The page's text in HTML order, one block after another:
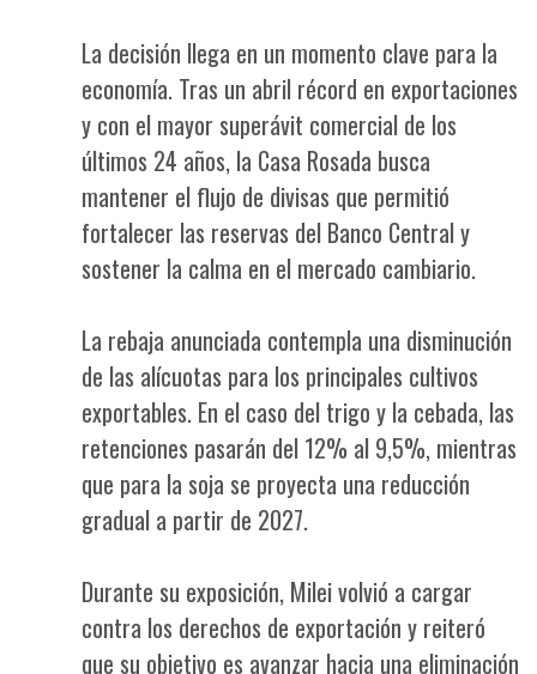
La decisión llega en un momento clave para la
economía. Tras un abril récord en exportaciones
y con el mayor superávit comercial de los
últimos 24 años, la Casa Rosada busca
mantener el flujo de divisas que permitió
fortalecer las reservas del Banco Central y
sostener la calma en el mercado cambiario.
La rebaja anunciada contempla una disminución
de las alícuotas para los principales cultivos
exportables. En el caso del trigo y la cebada, las
retenciones pasarán del 12% al 9,5%, mientras
que para la soja se proyecta una reducción
gradual a partir de 2027.
Durante su exposición, Milei volvió a cargar
contra los derechos de exportación y reiteró
que su objetivo es avanzar hacia una eliminación